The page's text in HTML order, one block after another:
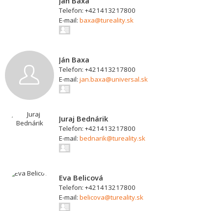
Telefon: +421413217800
E-mail: baxa@tureality.sk
Ján Baxa
Telefon: +421413217800
E-mail: jan.baxa@universal.sk
Juraj Bednárik
Telefon: +421413217800
E-mail: bednarik@tureality.sk
Eva Belicová
Telefon: +421413217800
E-mail: belicova@tureality.sk